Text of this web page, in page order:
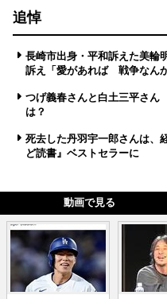
追悼
長崎市出身・平和訴えた美
訴え「愛があれば 戦争なん
つげ義春さんと白土三平さ
は？
死去した丹羽宇一郎さんは
ど読書』ベストセラーに
動画で見る